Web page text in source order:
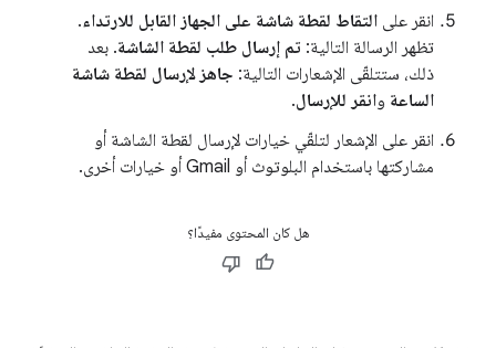
انقر على التقاط لقطة شاشة على الجهاز القابل للارتداء.
تظهر الرسالة التالية: تم إرسال طلب لقطة الشاشة. بعد
ذلك، ستتلقّى الإشعارات التالية: جاهز لإرسال لقطة شاشة
الساعة وانقر للإرسال.
انقر على الإشعار لتلقّي خيارات لإرسال لقطة الشاشة أو
مشاركتها باستخدام البلوتوث أو Gmail أو خيارات أخرى.
هل كان المحتوى مفيدًا؟